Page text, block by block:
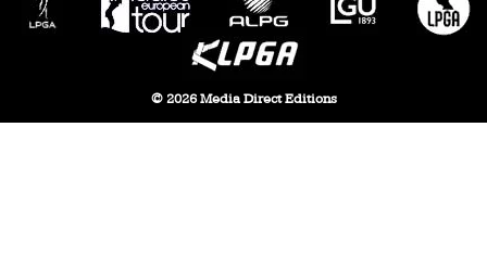
© 2026 Media Direct Editions